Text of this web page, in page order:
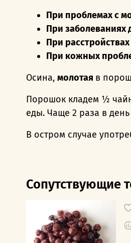
При проблемах с
При заболеваниях
При
При кожных
Осина, молотая в
Порошок кладем ½
еды. Чаще 2 раза в
В остром случае
Сопутствующие